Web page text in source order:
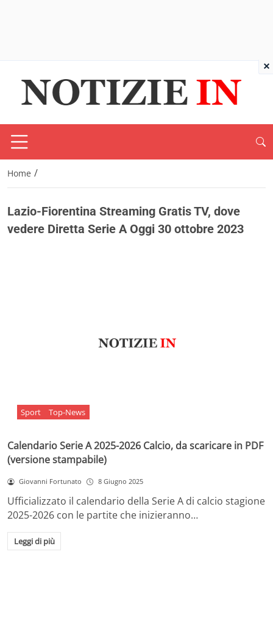
Home /
Lazio-Fiorentina Streaming Gratis TV, dove
vedere Diretta Serie A Oggi 30 ottobre 2023
Sport Top-News
Calendario Serie A 2025-2026 Calcio, da scaricare in PDF
(versione stampabile)
Giovanni Fortunato 8 Giugno 2025
Ufficializzato il calendario della Serie A di calcio stagione
2025-2026 con le partite che inizieranno…
Leggi di più
×